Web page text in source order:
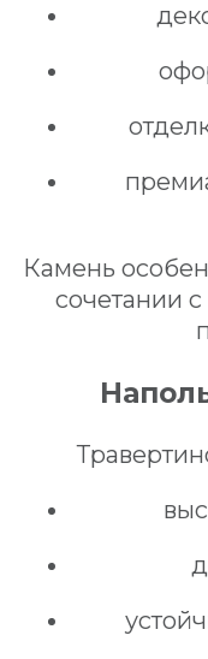
Камень
сочетании